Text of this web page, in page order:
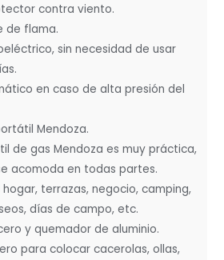
contra viento.
de flama.
sin necesidad de usar
en caso de alta presión del
Mendoza.
de gas Mendoza es muy práctica,
acomoda en todas partes.
hogar, terrazas, negocio, camping,
días de campo, etc.
y quemador de aluminio.
para colocar cacerolas, ollas,